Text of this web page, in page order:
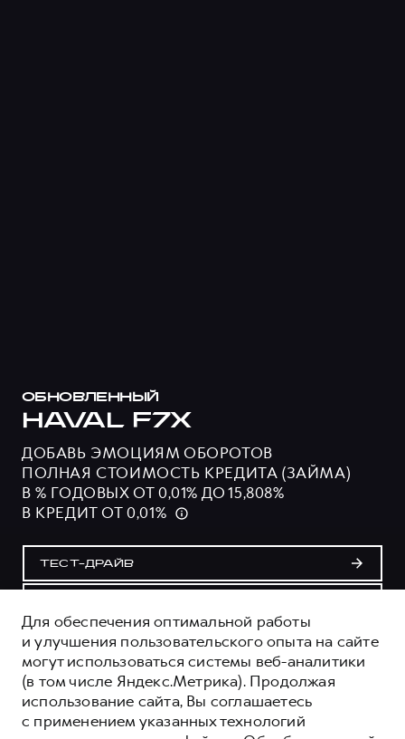
ОБНОВЛЕННЫЙ
HAVAL F7X
ДОБАВЬ ЭМОЦИЯМ ОБОРОТОВ
ПОЛНАЯ СТОИМОСТЬ КРЕДИТА (ЗАЙМА)
В % ГОДОВЫХ ОТ 0,01% ДО 15,808%
В КРЕДИТ ОТ 0,01%
ТЕСТ-ДРАЙВ
ОЦЕНИВАЙТЕ СВОИ ФИНАНСОВЫЕ
ВОЗМОЖНОСТИ И РИСКИ
ИЗУЧИТЕ ВСЕ УСЛОВИЯ КРЕДИТА (ЗАЙМА) НА
САЙТЕ:
Для обеспечения оптимальной работы
и улучшения пользовательского опыта на сайте
могут использоваться системы веб-аналитики
(в том числе Яндекс.Метрика). Продолжая
использование сайта, Вы соглашаетесь
с применением указанных технологий